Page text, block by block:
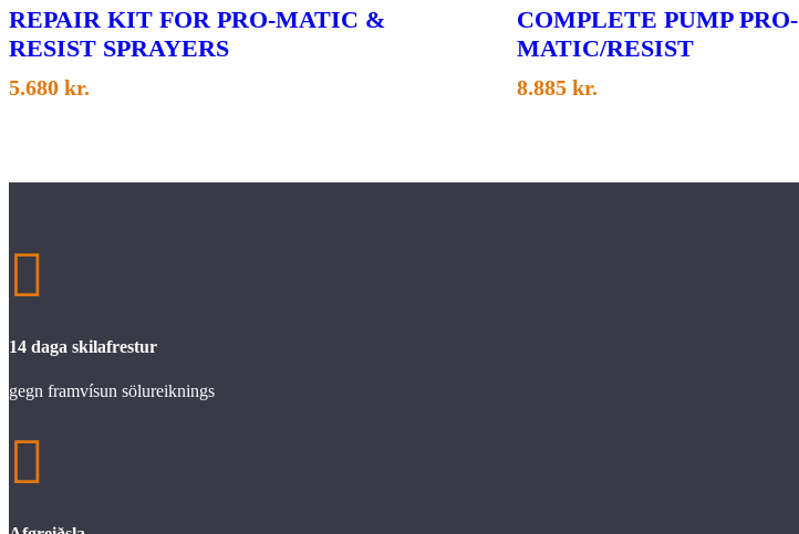
REPAIR KIT FOR PRO-MATIC &
RESIST SPRAYERS
5.680 kr.
COMPLETE PUMP PRO-
MATIC/RESIST
8.885 kr.

14 daga skilafrestur
gegn framvísun sölureiknings
